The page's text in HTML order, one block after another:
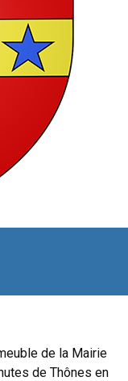
de la Mairie
de Thônes en